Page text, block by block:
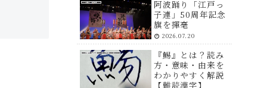
実績
阿波踊り「江戸っ
子連」50周年記念
旗を揮毫
2026.07.20
書道コラム
『鯣』とは？読み
方・意味・由来を
わかりやすく解説
【難読漢字】